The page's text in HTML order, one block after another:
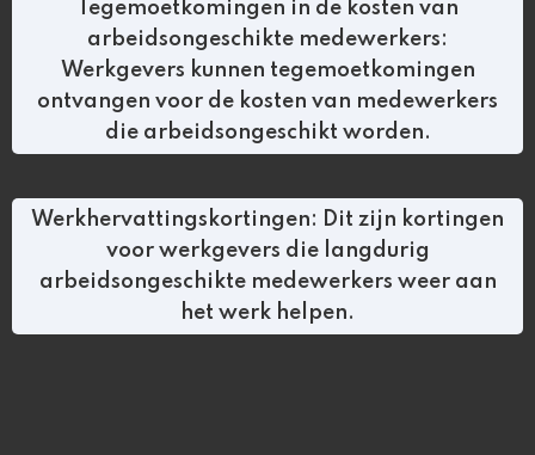
Tegemoetkomingen in de kosten van
arbeidsongeschikte medewerkers:
Werkgevers kunnen tegemoetkomingen
ontvangen voor de kosten van medewerkers
die arbeidsongeschikt worden.
Werkhervattingskortingen: Dit zijn kortingen
voor werkgevers die langdurig
arbeidsongeschikte medewerkers weer aan
het werk helpen.